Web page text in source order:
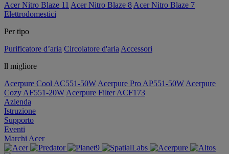
Acer Nitro Blaze 11 Acer Nitro Blaze 8 Acer Nitro Blaze 7
Elettrodomestici
Per tipo
Purificatore d’aria Circolatore d'aria Accessori
ll migliore
Acerpure Cool AC551-50W Acerpure Pro AP551-50W Acerpure
Cozy AF551-20W Acerpure Filter ACF173
Azienda
Istruzione
Supporto
Eventi
Marchi Acer